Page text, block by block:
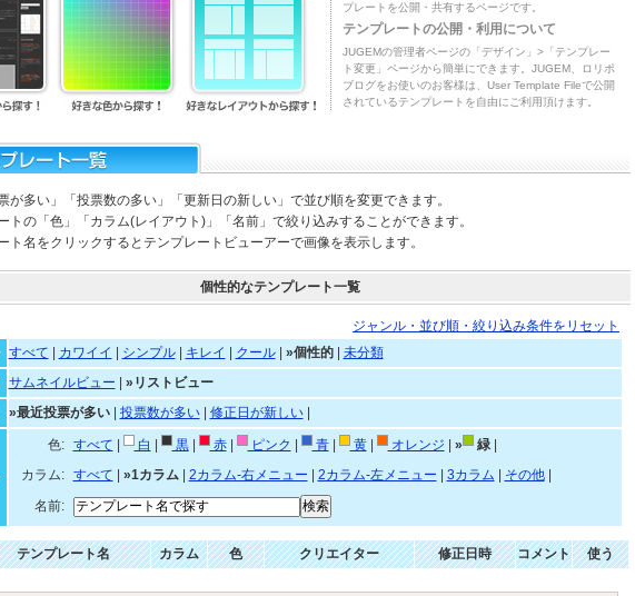
プレートを公開・共有するページです。
テンプレートの公開・利用について
JUGEMの管理者ページの「デザイン」>「テンプレー
ト変更」ページから簡単にできます。JUGEM、ロリポ
ブログをお使いのお客様は、User Template Fileで公開
されているテンプレートを自由にご利用頂けます。
が多い」「投票数の多い」「更新日の新しい」で並び順を変更できます。
トの「色」「カラム(レイアウト)」「名前」で絞り込みすることができます。
ト名をクリックするとテンプレートビューアーで画像を表示します。
個性的なテンプレート一覧
ジャンル・並び順・絞り込み条件をリセット
すべて カワイイ シンプル| キレイ クール| »個性的| 未分類
サムネイルビュー
»リストビュー
»最近投票が多い| 投票数が多い| 修正日が新しい|
色: すべて 白 黒| 赤| ピンク 青| 黄| オレンジ » 緑|
カラム:
すべて »1カラム| 2カラム-右メニュー 2カラム-左メニュー 3カラム その他|
名前:
テンプレート名 カラム 色 クリエイター 修正日時 コメント 使う